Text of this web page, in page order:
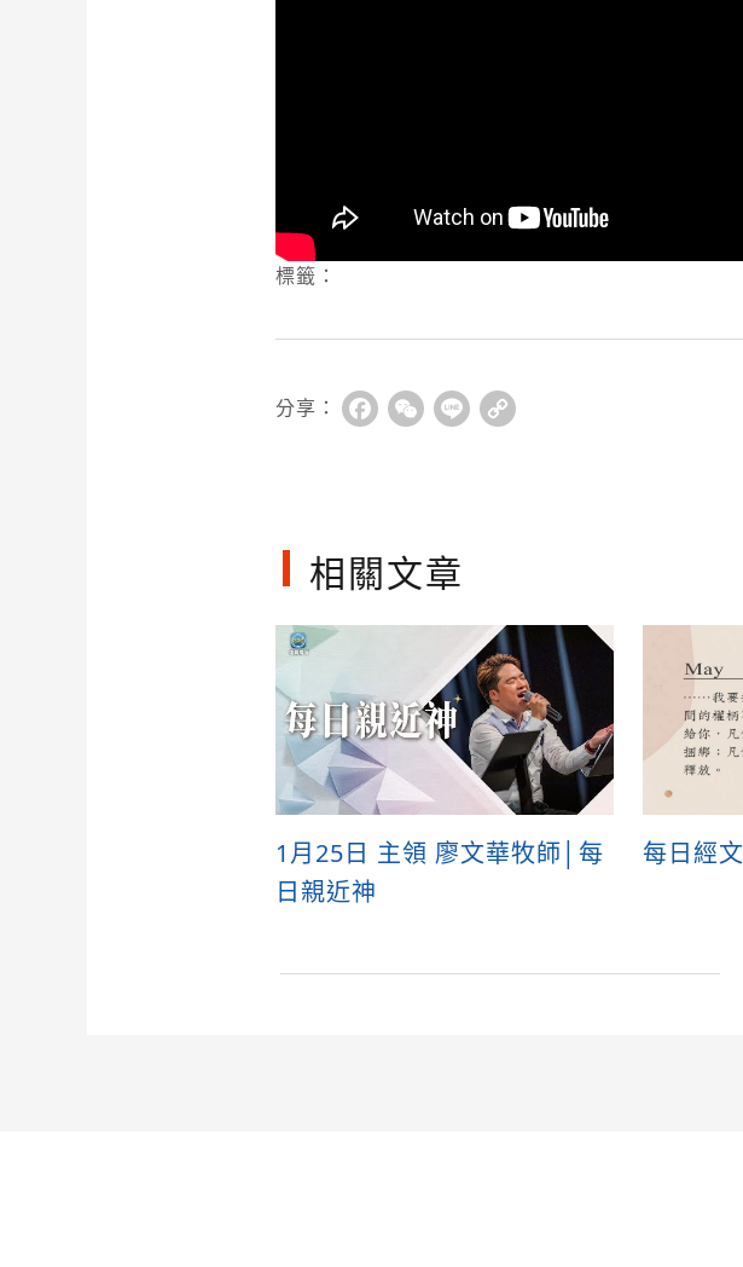
標籤：
分享： FacebookWeChat
Line
相關文章
1月25日 主領 廖文華牧師│每
日親近神
每日經